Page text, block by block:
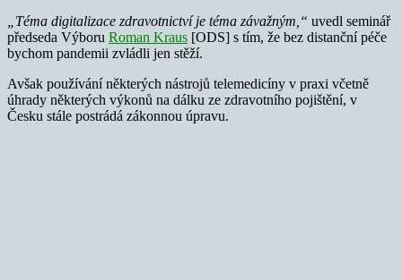
„Téma digitalizace zdravotnictví je téma závažným,“ uvedl seminář
předseda Výboru Roman Kraus [ODS] s tím, že bez distanční péče
bychom pandemii zvládli jen stěží.
Avšak používání některých nástrojů telemedicíny v praxi včetně
úhrady některých výkonů na dálku ze zdravotního pojištění, v
Česku stále postrádá zákonnou úpravu.